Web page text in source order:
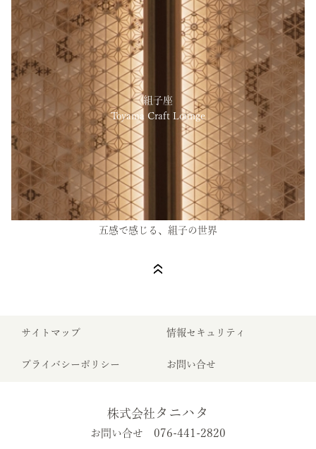
組子座
Toyama Craft Lounge
五感で感じる、組子の世界
サイトマップ 情報セキュリティ
プライバシーポリシー お問い合せ
株式会社 タニハタ
お問い合せ 076-441-2820